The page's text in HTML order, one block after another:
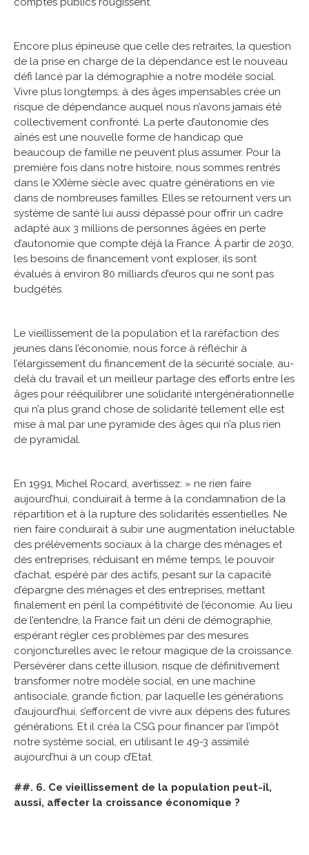
Encore plus épineuse que celle des retraites, la question
de la prise en charge de la dépendance est le nouveau
défi lancé par la démographie a notre modèle social.
Vivre plus longtemps, à des âges impensables crée un
risque de dépendance auquel nous n’avons jamais été
collectivement confronté. La perte d’autonomie des
aînés est une nouvelle forme de handicap que
beaucoup de famille ne peuvent plus assumer. Pour la
première fois dans notre histoire, nous sommes rentrés
dans le XXIème siècle avec quatre générations en vie
dans de nombreuses familles. Elles se retournent vers un
système de santé lui aussi dépassé pour offrir un cadre
adapté aux 3 millions de personnes âgées en perte
d’autonomie que compte déjà la France. À partir de 2030,
les besoins de financement vont exploser, ils sont
évalués à environ 80 milliards d’euros qui ne sont pas
budgétés.
Le vieillissement de la population et la raréfaction des
jeunes dans l’économie, nous force à réfléchir à
l’élargissement du financement de la sécurité sociale, au-
delà du travail et un meilleur partage des efforts entre les
âges pour rééquilibrer une solidarité intergénérationnelle
qui n’a plus grand chose de solidarité tellement elle est
mise à mal par une pyramide des âges qui n’a plus rien
de pyramidal.
En 1991, Michel Rocard, avertissez: » ne rien faire
aujourd’hui, conduirait à terme à la condamnation de la
répartition et à la rupture des solidarités essentielles. Ne
rien faire conduirait à subir une augmentation inéluctable
des prélèvements sociaux à la charge des ménages et
des entreprises, réduisant en même temps, le pouvoir
d’achat, espéré par des actifs, pesant sur la capacité
d’épargne des ménages et des entreprises, mettant
finalement en péril la compétitivité de l’économie. Au lieu
de l’entendre, la France fait un déni de démographie,
espérant régler ces problèmes par des mesures
conjoncturelles avec le retour magique de la croissance.
Persévérer dans cette illusion, risque de définitivement
transformer notre modèle social, en une machine
antisociale, grande fiction, par laquelle les générations
d’aujourd’hui, s’efforcent de vivre aux dépens des futures
générations. Et il créa la CSG pour financer par l’impôt
notre système social, en utilisant le 49-3 assimilé
aujourd’hui à un coup d’Etat.
##. 6. Ce vieillissement de la population peut-il,
aussi, affecter la croissance économique ?